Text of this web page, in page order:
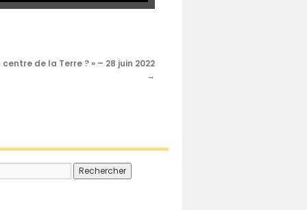
de la Terre ? » – 28 juin 2022
→